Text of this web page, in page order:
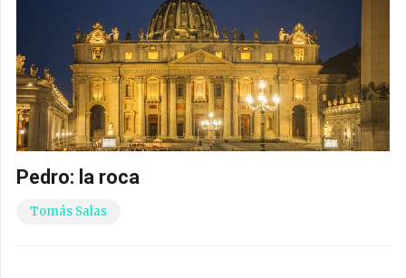
Pedro: la roca
Tomás Salas